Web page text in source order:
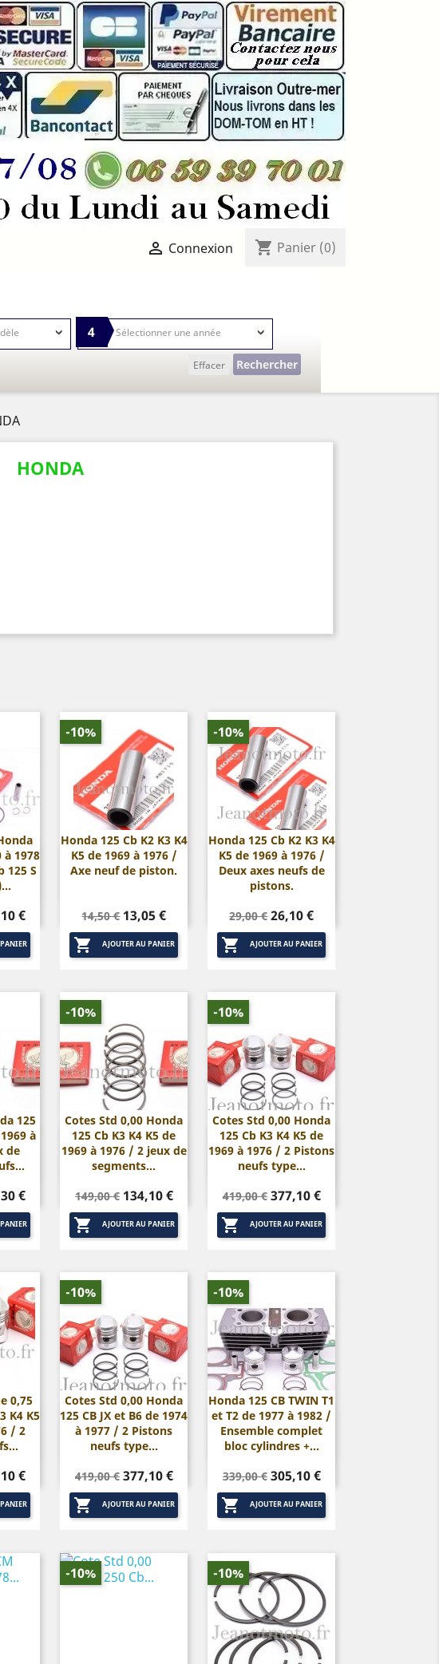
 Connexion shopping_cart Panier (0)
4
Effacer Rechercher
HONDA
à 1978
125 S
€
Honda 125 Cb K2 K3 K4
K5 de 1969 à 1976 /
Axe neuf de piston.
Prix
de
base
14,50 € Prix
13,05 €
 AJOUTER AU PANIER
-10%
Aperçu rapide
Honda 125 Cb K2 K3 K4
K5 de 1969 à 1976 /
Deux axes neufs de
pistons.
Prix
de
base
29,00 €Prix
26,10 €
 AJOUTER AU PANIER
-10%
Aperçu rapide
125
à
de
€
Cotes Std 0,00 Honda
125 Cb K3 K4 K5 de
1969 à 1976 / 2 jeux de
segments...
Prix
de
base
149,00 € Prix
134,10 €
 AJOUTER AU PANIER
-10%
Aperçu rapide
Cotes Std 0,00 Honda
125 Cb K3 K4 K5 de
1969 à 1976 / 2 Pistons
neufs type...
Prix
de
base
419,00 € Prix
377,10 €
 AJOUTER AU PANIER
-10%
Aperçu rapide
0,75
K4 K5
/ 2
€
Cotes Std 0,00 Honda
125 CB JX et B6 de 1974
à 1977 / 2 Pistons
neufs type...
Prix
de
base
419,00 € Prix
377,10 €
 AJOUTER AU PANIER
-10%
Aperçu rapide
Honda 125 CB TWIN T1
et T2 de 1977 à 1982 /
Ensemble complet
bloc cylindres +...
Prix
de
base
339,00 € Prix
305,10 €
 AJOUTER AU PANIER
-10%
 Aperçu rapide
-10% -10%